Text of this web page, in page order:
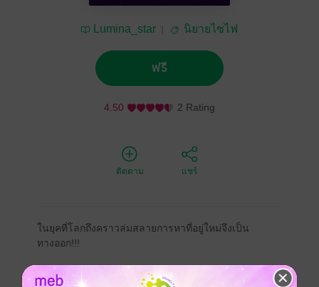
Lumina_star นิยายไซไฟ
ฟรี
4.50 2 Rating
ติดตาม แชร์
ในยุคที่โลกถึงคราวล่มสลายการหาที่อยู่ใหม่จึงเป็น
ทางออก!!!
ไซไฟ วันสิ้นโลก